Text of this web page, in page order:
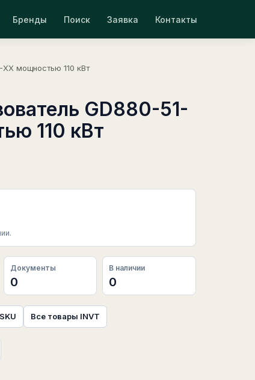
Бренды Поиск Заявка Контакты
мощностью 110 кВт
GD880-51-
110 кВт
Документы
0
В наличии
0
Все товары INVT